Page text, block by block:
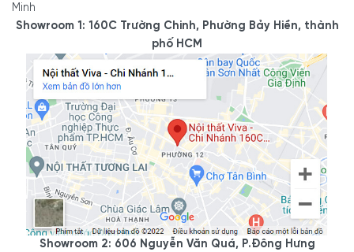
Minh
Showroom 1: 160C Trường Chinh, Phường Bảy Hiền, thành
phố HCM
Showroom 2: 606 Nguyễn Văn Quá, P.Đông Hưng